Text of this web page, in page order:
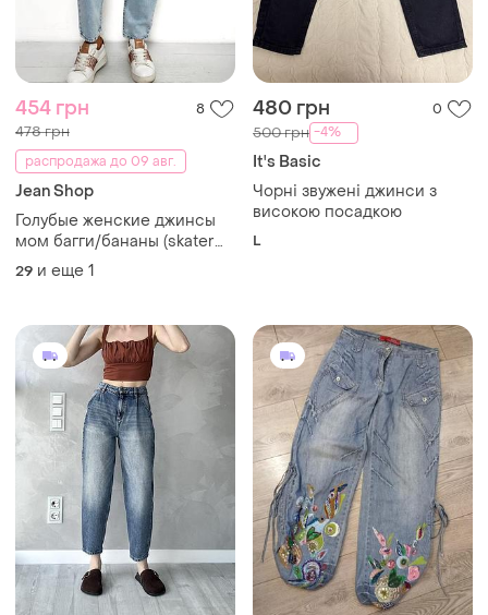
454 грн 8
478 грн
распродажа до 09 авг.
Jean Shop
Голубые женские джинсы
мом багги/бананы (skater
baggy) с защипами и
высокой посадкой
29 и еще 1
480 грн 0
500 грн -4%
It's Basic
Чорні звужені джинси з
високою посадкою
L